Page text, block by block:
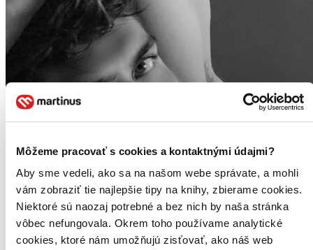
Môžeme pracovať s cookies a kontaktnými údajmi?
Aby sme vedeli, ako sa na našom webe správate, a mohli
vám zobraziť tie najlepšie tipy na knihy, zbierame cookies.
Niektoré sú naozaj potrebné a bez nich by naša stránka
vôbec nefungovala. Okrem toho používame analytické
cookies, ktoré nám umožňujú zisťovať, ako náš web